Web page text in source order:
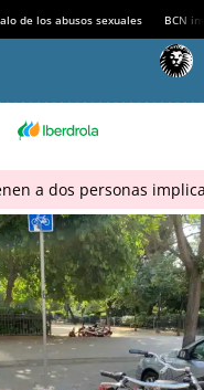
de los abusos sexuales BCN
a dos personas